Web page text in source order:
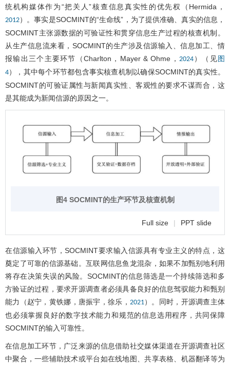
统机构媒体作为“把关人”核查信息真实性的优先权（Hermida，
2012）。事实是SOCMINT的“生命线”，为了提供准确、真实的信息，
SOCMINT主张源数据的可验证性和贯穿信息生产过程的核查机制。
从生产信息流来看，SOCMINT的生产涉及信源输入、信息加工、情
报输出三个主要环节（Charlton，Mayer & Ohme， 2024）（见 图
4），其中每个环节都包含事实核查机制以确保SOCMINT的真实性。
SOCMINT的可验证属性与新闻真实性、客观性的要求不谋而合，这
是其能成为新闻信源的原因之一。
图4 SOCMINT的生产环节及核查机制
Full size | PPT slide
在信源输入环节，SOCMINT要求输入信源具有专业主义的特点，这
奠定了可靠的信源基础。互联网信息鱼龙混杂，如果不加甄别地利用
将存在决策失误的风险。SOCMINT的信息筛选是一个持续筛选和多
方验证的过程，要求开源调查者必须具备良好的信息驾驭能力和甄别
能力（赵宁，黄铁娜，唐振宇，徐乐， 2021）。同时，开源调查主体
也必须掌握良好的数字技术能力和规范的信息选用程序，共同保障
SOCMINT的输入可靠性。
在信息加工环节，广泛来源的信息借助社交媒体渠道在开源调查社区
中聚合，一些辅助技术或平台如在线地图、共享表格、机器翻译等为